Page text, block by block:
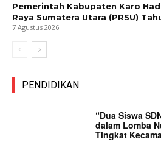
Pemerintah Kabupaten Karo
Raya Sumatera Utara (PRSU)
7 Agustus 2026
PENDIDIKAN
“Dua Siswa
dalam Lomba
Tingkat